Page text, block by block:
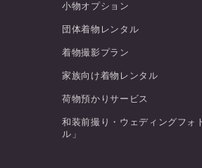
小物オプション
団体着物レンタル
着物撮影プラン
家族向け着物レンタル
荷物預かりサービス
和装前撮り・ウェディングフォ
ル」